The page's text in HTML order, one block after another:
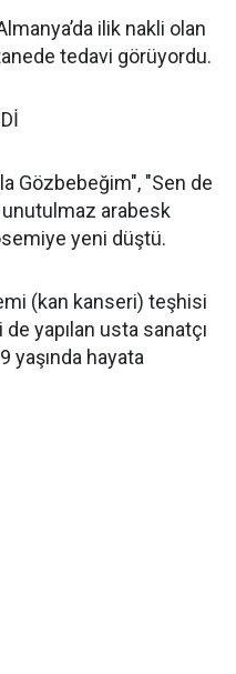
ilik nakli olan
tedavi görüyordu.
Gözbebeğim", "Sen de
arabesk
yeni düştü.
(kan kanseri) teşhisi
yapılan usta sanatçı
yaşında hayata